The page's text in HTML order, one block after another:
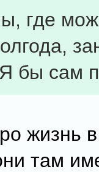
где
бы сам
жизнь
там